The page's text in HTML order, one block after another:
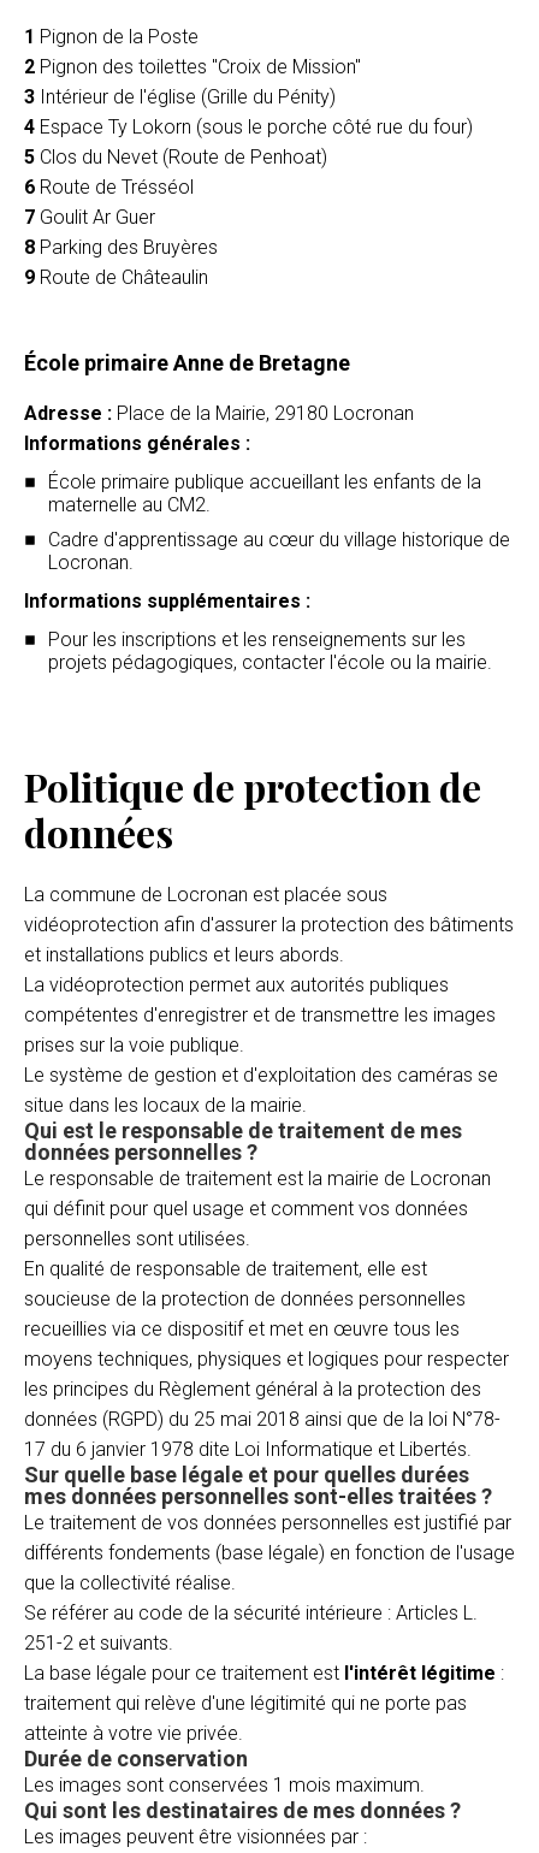
1 Pignon de la Poste
2 Pignon des toilettes "Croix de Mission"
3 Intérieur de l'église (Grille du Pénity)
4 Espace Ty Lokorn (sous le porche côté rue du four)
5 Clos du Nevet (Route de Penhoat)
6 Route de Trésséol
7 Goulit Ar Guer
8 Parking des Bruyères
9 Route de Châteaulin
École primaire Anne de Bretagne
Adresse : Place de la Mairie, 29180 Locronan
Informations générales :
École primaire publique accueillant les enfants de la
maternelle au CM2.
Cadre d'apprentissage au cœur du village historique de
Locronan.
Informations supplémentaires :
Pour les inscriptions et les renseignements sur les
projets pédagogiques, contacter l'école ou la mairie.
Politique de protection de
données
La commune de Locronan est placée sous
vidéoprotection afin d'assurer la protection des bâtiments
et installations publics et leurs abords.
La vidéoprotection permet aux autorités publiques
compétentes d'enregistrer et de transmettre les images
prises sur la voie publique.
Le système de gestion et d'exploitation des caméras se
situe dans les locaux de la mairie.
Qui est le responsable de traitement de mes
données personnelles ?
Le responsable de traitement est la mairie de Locronan
qui définit pour quel usage et comment vos données
personnelles sont utilisées.
En qualité de responsable de traitement, elle est
soucieuse de la protection de données personnelles
recueillies via ce dispositif et met en œuvre tous les
moyens techniques, physiques et logiques pour respecter
les principes du Règlement général à la protection des
données (RGPD) du 25 mai 2018 ainsi que de la loi N°78-
17 du 6 janvier 1978 dite Loi Informatique et Libertés.
Sur quelle base légale et pour quelles durées
mes données personnelles sont-elles traitées ?
Le traitement de vos données personnelles est justifié par
différents fondements (base légale) en fonction de l'usage
que la collectivité réalise.
Se référer au code de la sécurité intérieure : Articles L.
251-2 et suivants.
La base légale pour ce traitement est l'intérêt légitime :
traitement qui relève d'une légitimité qui ne porte pas
atteinte à votre vie privée.
Durée de conservation
Les images sont conservées 1 mois maximum.
Qui sont les destinataires de mes données ?
Les images peuvent être visionnées par :